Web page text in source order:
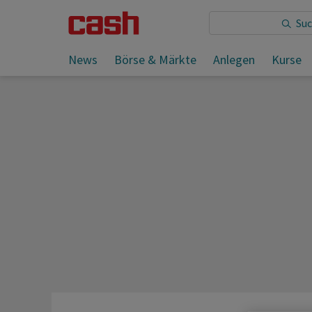
News Börse & Märkte Anlegen Kurse
Sie lesen: